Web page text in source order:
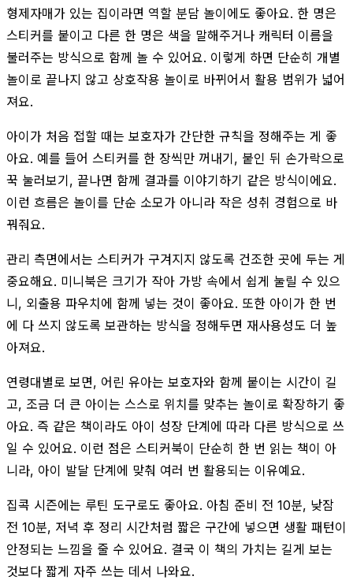
형제자매가 있는 집이라면 역할 분담 놀이에도 좋아요. 한 명은
스티커를 붙이고 다른 한 명은 색을 말해주거나 캐릭터 이름을
불러주는 방식으로 함께 놀 수 있어요. 이렇게 하면 단순히 개별
놀이로 끝나지 않고 상호작용 놀이로 바뀌어서 활용 범위가 넓어
져요.
아이가 처음 접할 때는 보호자가 간단한 규칙을 정해주는 게 좋
아요. 예를 들어 스티커를 한 장씩만 꺼내기, 붙인 뒤 손가락으로
꾹 눌러보기, 끝나면 함께 결과를 이야기하기 같은 방식이에요.
이런 흐름은 놀이를 단순 소모가 아니라 작은 성취 경험으로 바
꿔줘요.
관리 측면에서는 스티커가 구겨지지 않도록 건조한 곳에 두는 게
중요해요. 미니북은 크기가 작아 가방 속에서 쉽게 눌릴 수 있으
니, 외출용 파우치에 함께 넣는 것이 좋아요. 또한 아이가 한 번
에 다 쓰지 않도록 보관하는 방식을 정해두면 재사용성도 더 높
아져요.
연령대별로 보면, 어린 유아는 보호자와 함께 붙이는 시간이 길
고, 조금 더 큰 아이는 스스로 위치를 맞추는 놀이로 확장하기 좋
아요. 즉 같은 책이라도 아이 성장 단계에 따라 다른 방식으로 쓰
일 수 있어요. 이런 점은 스티커북이 단순히 한 번 읽는 책이 아
니라, 아이 발달 단계에 맞춰 여러 번 활용되는 이유예요.
집콕 시즌에는 루틴 도구로도 좋아요. 아침 준비 전 10분, 낮잠
전 10분, 저녁 후 정리 시간처럼 짧은 구간에 넣으면 생활 패턴이
안정되는 느낌을 줄 수 있어요. 결국 이 책의 가치는 길게 보는
것보다 짧게 자주 쓰는 데서 나와요.